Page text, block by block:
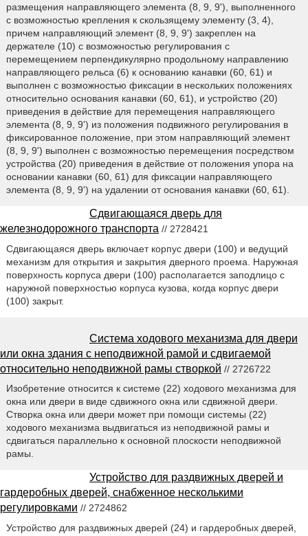
размещения направляющего элемента (8, 9, 9'), выполненного
с возможностью крепления к скользящему элементу (3, 4),
причем направляющий элемент (8, 9, 9') закреплен на
держателе (10) с возможностью регулирования с
перемещением перпендикулярно продольному направлению
направляющего рельса (6) к основанию канавки (60, 61) и
выполнен с возможностью фиксации в нескольких положениях
относительно основания канавки (60, 61), и устройство (20)
приведения в действие для перемещения направляющего
элемента (8, 9, 9') из положения подвижного регулирования в
фиксированное положение, при этом направляющий элемент
(8, 9, 9') выполнен с возможностью перемещения посредством
устройства (20) приведения в действие от положения упора на
основании канавки (60, 61) для фиксации направляющего
элемента (8, 9, 9') на удалении от основания канавки (60, 61).
Сдвигающаяся дверь для
железнодорожного транспорта // 2728421
Сдвигающаяся дверь включает корпус двери (100) и ведущий
механизм для открытия и закрытия дверного проема. Наружная
поверхность корпуса двери (100) располагается заподлицо с
наружной поверхностью корпуса кузова, когда корпус двери
(100) закрыт.
Система ходового механизма для двери
или окна здания с неподвижной рамой и сдвигаемой
относительно неподвижной рамы створкой // 2726722
Изобретение относится к системе (22) ходового механизма для
окна или двери в виде сдвижного окна или сдвижной двери.
Створка окна или двери может при помощи системы (22)
ходового механизма выдвигаться из неподвижной рамы и
сдвигаться параллельно к основной плоскости неподвижной
рамы.
Устройство для раздвижных дверей и
гардеробных дверей, снабженное несколькими
регулировками // 2724862
Устройство для раздвижных дверей (24) и гардеробных дверей,